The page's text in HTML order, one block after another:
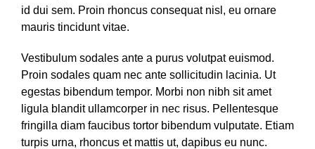
id dui sem. Proin rhoncus consequat nisl, eu ornare
mauris tincidunt vitae.
Vestibulum sodales ante a purus volutpat euismod.
Proin sodales quam nec ante sollicitudin lacinia. Ut
egestas bibendum tempor. Morbi non nibh sit amet
ligula blandit ullamcorper in nec risus. Pellentesque
fringilla diam faucibus tortor bibendum vulputate. Etiam
turpis urna, rhoncus et mattis ut, dapibus eu nunc.